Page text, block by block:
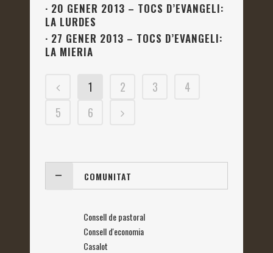
· 20 GENER 2013 – TOCS D’EVANGELI:
LA LURDES
· 27 GENER 2013 – TOCS D’EVANGELI:
LA MIERIA
1 2 3
4
5
6
COMUNITAT
Consell de pastoral
Consell d'economia
Casalot